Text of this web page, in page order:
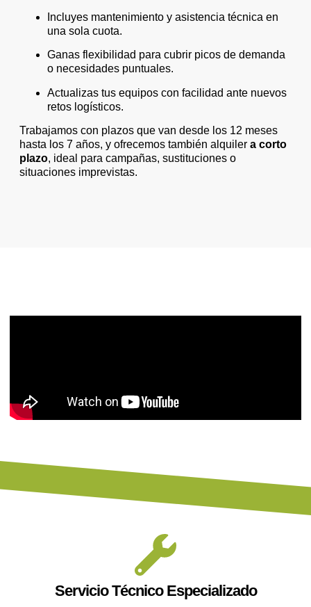
Incluyes mantenimiento y asistencia técnica en
una sola cuota.
Ganas flexibilidad para cubrir picos de demanda
o necesidades puntuales.
Actualizas tus equipos con facilidad ante nuevos
retos logísticos.
Trabajamos con plazos que van desde los 12 meses
hasta los 7 años, y ofrecemos también alquiler a corto
plazo, ideal para campañas, sustituciones o
situaciones imprevistas.
Servicio Técnico Especializado